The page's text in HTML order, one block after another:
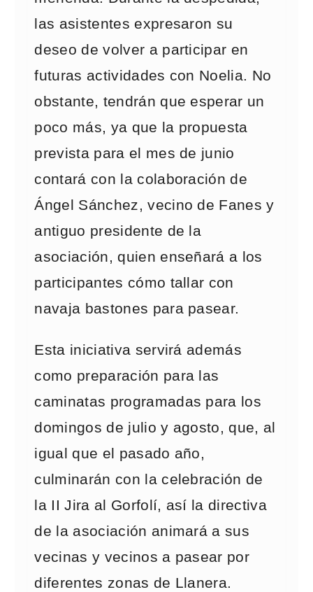
las asistentes expresaron su
deseo de volver a participar en
futuras actividades con Noelia. No
obstante, tendrán que esperar un
poco más, ya que la propuesta
prevista para el mes de junio
contará con la colaboración de
Ángel Sánchez, vecino de Fanes y
antiguo presidente de la
asociación, quien enseñará a los
participantes cómo tallar con
navaja bastones para pasear.
Esta iniciativa servirá además
como preparación para las
caminatas programadas para los
domingos de julio y agosto, que, al
igual que el pasado año,
culminarán con la celebración de
la II Jira al Gorfolí, así la directiva
de la asociación animará a sus
vecinas y vecinos a pasear por
diferentes zonas de Llanera.